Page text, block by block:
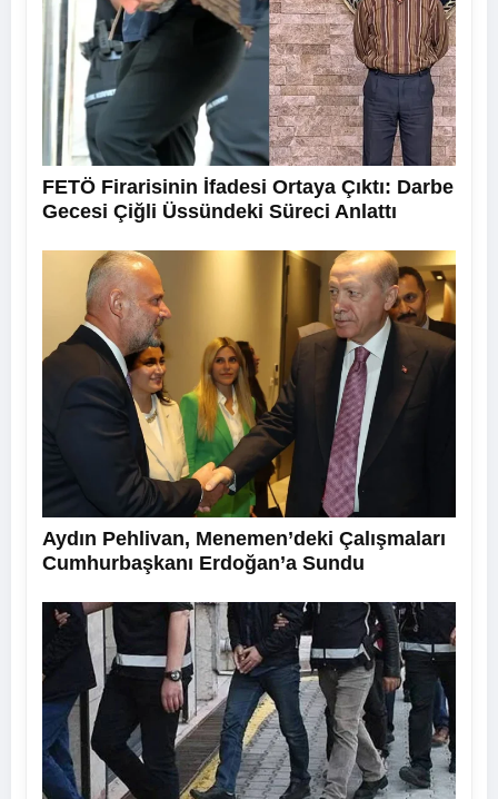
FETÖ Firarisinin İfadesi Ortaya Çıktı: Darbe
Gecesi Çiğli Üssündeki Süreci Anlattı
Aydın Pehlivan, Menemen’deki Çalışmaları
Cumhurbaşkanı Erdoğan’a Sundu